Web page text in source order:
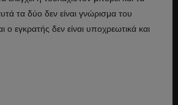
τα δύο δεν είναι γνώρισμα του
ο εγκρατής δεν είναι υποχρεωτικά και